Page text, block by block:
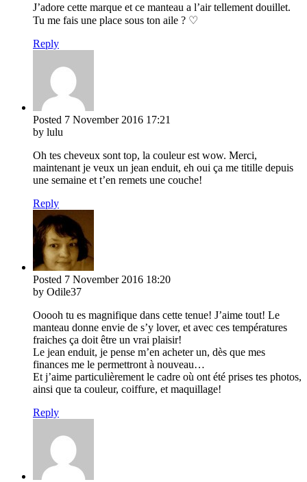
J’adore cette marque et ce manteau a l’air tellement douillet.
Tu me fais une place sous ton aile ? ♡
Reply
Posted 7 November 2016 17:21
by lulu
Oh tes cheveux sont top, la couleur est wow. Merci,
maintenant je veux un jean enduit, eh oui ça me titille depuis
une semaine et t’en remets une couche!
Reply
Posted 7 November 2016 18:20
by Odile37
Ooooh tu es magnifique dans cette tenue! J’aime tout! Le
manteau donne envie de s’y lover, et avec ces températures
fraiches ça doit être un vrai plaisir!
Le jean enduit, je pense m’en acheter un, dès que mes
finances me le permettront à nouveau…
Et j’aime particulièrement le cadre où ont été prises tes photos,
ainsi que ta couleur, coiffure, et maquillage!
Reply